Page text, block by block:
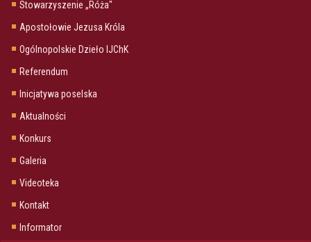
Stowarzyszenie „Róża"
Apostołowie Jezusa Króla
Ogólnopolskie Dzieło IJChK
Referendum
Inicjatywa poselska
Aktualności
Konkurs
Galeria
Videoteka
Kontakt
Informator